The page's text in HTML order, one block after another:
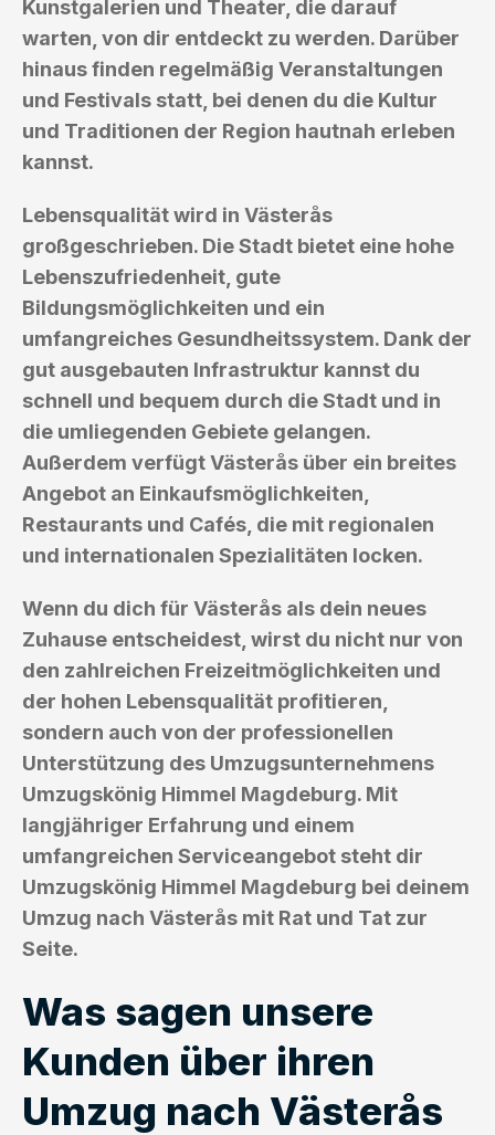
Kunstgalerien und Theater, die darauf
warten, von dir entdeckt zu werden. Darüber
hinaus finden regelmäßig Veranstaltungen
und Festivals statt, bei denen du die Kultur
und Traditionen der Region hautnah erleben
kannst.
Lebensqualität wird in Västerås
großgeschrieben. Die Stadt bietet eine hohe
Lebenszufriedenheit, gute
Bildungsmöglichkeiten und ein
umfangreiches Gesundheitssystem. Dank der
gut ausgebauten Infrastruktur kannst du
schnell und bequem durch die Stadt und in
die umliegenden Gebiete gelangen.
Außerdem verfügt Västerås über ein breites
Angebot an Einkaufsmöglichkeiten,
Restaurants und Cafés, die mit regionalen
und internationalen Spezialitäten locken.
Wenn du dich für Västerås als dein neues
Zuhause entscheidest, wirst du nicht nur von
den zahlreichen Freizeitmöglichkeiten und
der hohen Lebensqualität profitieren,
sondern auch von der professionellen
Unterstützung des Umzugsunternehmens
Umzugskönig Himmel Magdeburg. Mit
langjähriger Erfahrung und einem
umfangreichen Serviceangebot steht dir
Umzugskönig Himmel Magdeburg bei deinem
Umzug nach Västerås mit Rat und Tat zur
Seite.
Was sagen unsere
Kunden über ihren
Umzug nach Västerås